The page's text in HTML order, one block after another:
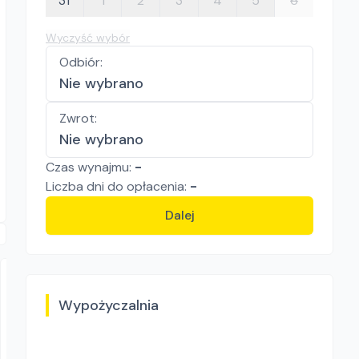
Wyczyść wybór
Odbiór:
Nie wybrano
Zwrot:
Nie wybrano
Czas wynajmu: -
Liczba dni do opłacenia: -
Dalej
Wypożyczalnia